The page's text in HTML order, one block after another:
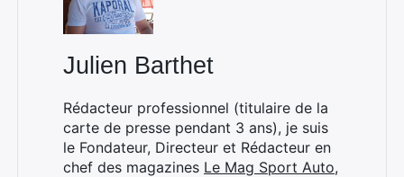
Julien Barthet
Rédacteur professionnel (titulaire de la
carte de presse pendant 3 ans), je suis
le Fondateur, Directeur et Rédacteur en
chef des magazines Le Mag Sport Auto,